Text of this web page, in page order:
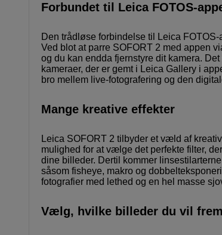
Forbundet til Leica FOTOS-
Den trådløse forbindelse til Leica
Ved blot at parre SOFORT 2 med appen
og du kan endda fjernstyre dit kamera.
kameraer, der er gemt i Leica Gallery i
bro mellem live-fotografering og den
Mange kreative effekter
Leica SOFORT 2 tilbyder et væld af
mulighed for at vælge det perfekte filter,
dine billeder. Dertil kommer
såsom fisheye, makro og
fotografier med lethed og en hel masse
Vælg, hvilke billeder du vil